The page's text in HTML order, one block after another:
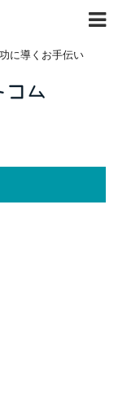
に導くお手伝い